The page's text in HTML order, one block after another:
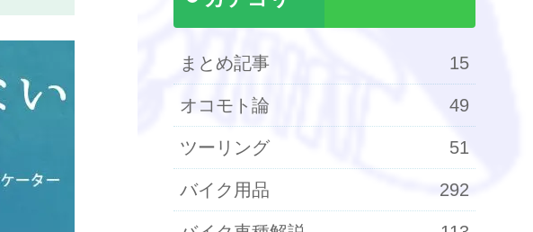
まとめ記事 15
オコモト論 49
ツーリング 51
バイク用品 292